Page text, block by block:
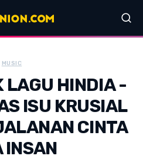
MUSIC
LAGU HINDIA -
ISU KRUSIAL
CINTA
INSAN